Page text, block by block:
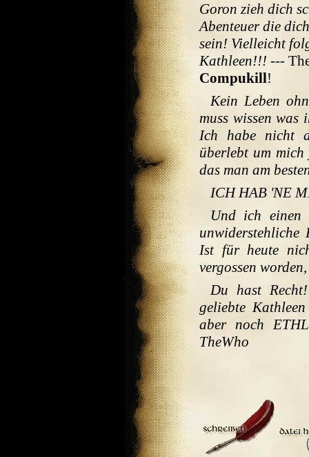
Goron zieh dich
Abenteuer die
sein! Vielleicht
Kathleen!!! ---
Compukill!
Kein Leben
muss wissen
Ich habe nicht
überlebt um
das man am
ICH HAB 'NE
Und ich einen
Ist für heute
vergossen
Du hast
geliebte
aber noch
TheWho